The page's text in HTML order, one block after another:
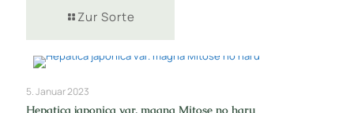
Zur Sorte
5. Januar 2023
Hepatica japonica var. magna Mitose no haru